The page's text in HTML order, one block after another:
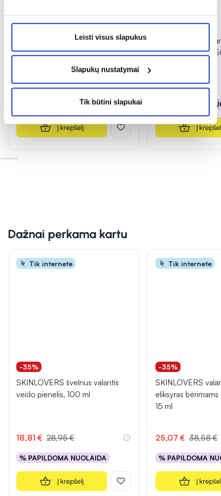
Leisti visus slapukus
Slapukų nustatymai
Tik būtini slapukai
-50% Naujiena
DELIA lūpų balzamas, SPF30,
4,8 g
Įvertinimas 5.0 iš 5
1,49 € 2,99 €
% PAPILDOMA NUOLAIDA
Į krepšelį
-50%
DELIA micelinis
MOISTURIZING,
2,49 € 4,99 €
% PAPILDOMA
Į
Dažnai perkama kartu
Tik internete
-35%
SKINLOVERS švelnus valantis
veido pienelis, 100 ml
18,81 € 28,95 €
% PAPILDOMA NUOLAIDA
Į krepšelį
Tik internete
-35%
SKINLOVERS
eliksyras bėrimams
15 ml
25,07 € 38,58 €
% PAPILDOMA
Į